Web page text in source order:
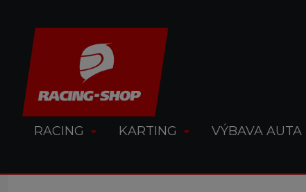
RACING KARTING VÝBAVA AUTA